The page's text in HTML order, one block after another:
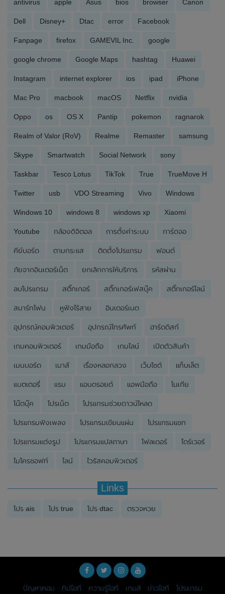
antivirus apple Asus bios browser Canon
Dell Disney+ Dtac error Facebook
Fanpage firefox GAMEVIL Inc. google
google chrome Google Maps hashtag Huawei
Instagram internet explorer ios ipad iPhone
Mac Pro macbook macOS Netflix nvidia
Oppo os OS X Pantip pokemon ragnarok
Realm of Valor (RoV) Realme Remaster samsung
Skype Smartwatch Social Network sony
Taskbar Tesco Lotus TikTok True TrueMove H
Twitter usb VDO Streaming Vivo Windows
Windows 10 windows 8 windows xp Xiaomi
Youtube กล้องดิจิตอล การตั้งค่าระบบ การ์ดจอ
คีย์บอร์ด ตามกระแส ติดตั้งโปรแกรม ฟอนต์
ภัยจากอินเตอร์เน็ต ยกเลิกการให้บริการ รหัสผ่าน
ลบโปรแกรม สติ๊กเกอร์ สติ๊กเกอร์เฟสบุ๊ค สติ๊กเกอร์ไลน์
สมาร์ทโฟน หูฟังไร้สาย อินเตอร์เนต
อุปกรณ์คอมพิวเตอร์ อุปกรณ์โทรศัพท์ ฮาร์ดดิสก์
เกมคอมพิวเตอร์ เกมมือถือ เกมไลน์ เปิดตัวสินค้า
เมนบอร์ด เมาส์ เรื่องหลอกลวง เว็บไซต์ แท็บเล็ต
แบตเตอรี่ แรม แอนดรอยด์ แอพมือถือ โนเกีย
โน๊ตบุ๊ค โปรเน็ต โปรแกรมช่วยดาวน์โหลด
โปรแกรมฟังเพลง โปรแกรมเขียนแผ่น โปรแกรมแชท
โปรแกรมแต่งรูป โปรแกรมแปลภาษา โฟลเดอร์ ไดร์เวอร์
ไมโครซอฟท์ ไลน์ ไวรัสคอมพิวเตอร์
Links
โปร ais โปร true โปร dtac ตรวจหวย
ปัญหาคอม ทิปไอที ความรู้ไอที เกมส์ ข่าวไอที โปรแกรม